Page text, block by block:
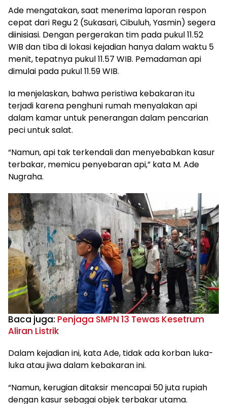
Ade mengatakan, saat menerima laporan respon
cepat dari Regu 2 (Sukasari, Cibuluh, Yasmin) segera
diinisiasi. Dengan pergerakan tim pada pukul 11.52
WIB dan tiba di lokasi kejadian hanya dalam waktu 5
menit, tepatnya pukul 11.57 WIB. Pemadaman api
dimulai pada pukul 11.59 WIB.
Ia menjelaskan, bahwa peristiwa kebakaran itu
terjadi karena penghuni rumah menyalakan api
dalam kamar untuk penerangan dalam pencarian
peci untuk salat.
“Namun, api tak terkendali dan menyebabkan kasur
terbakar, memicu penyebaran api,” kata M. Ade
Nugraha.
Baca juga: Penjaga SMPN 13 Tewas Kesetrum
Aliran Listrik
Dalam kejadian ini, kata Ade, tidak ada korban luka-
luka atau jiwa dalam kebakaran ini.
“Namun, kerugian ditaksir mencapai 50 juta rupiah
dengan kasur sebagai objek terbakar utama.